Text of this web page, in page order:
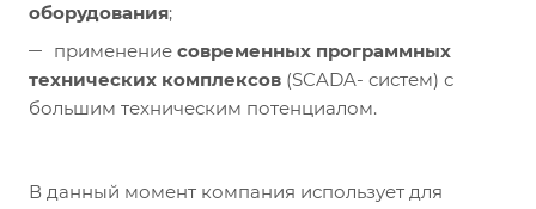
оборудования;
применение современных программных
технических комплексов (SCADA- систем) с
большим техническим потенциалом.
В данный момент компания использует для